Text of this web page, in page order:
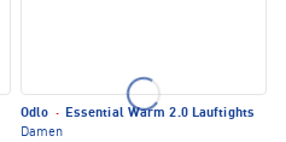
Odlo · Essential Warm 2.0 Lauftights
Damen